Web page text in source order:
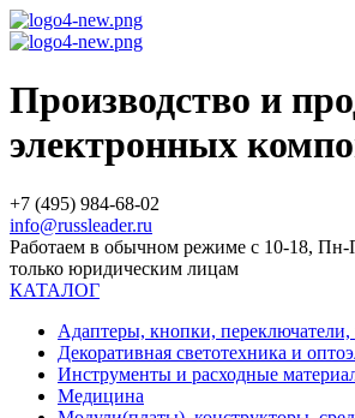
Производство и
электронных
+7 (495) 984-68-02
info@russleader.ru
Работаем в обычном режиме с 10-18,
только юридическим лицам
КАТАЛОГ
Адаптеры, кнопки, переключатели,
Декоративная светотехника и
Инструменты и расходные
Медицина